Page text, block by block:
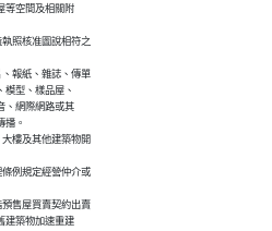
等空間及相關附
執照核准圖說相符之
、報紙、雜誌、傳單
模型、樣品屋、
、網際網路或其
播。
大樓及其他建築物開
條例規定經營仲介或
預售屋買賣契約出賣
建築物加速重建